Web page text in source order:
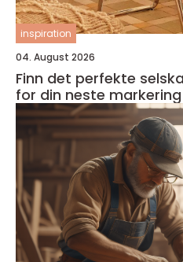
inspiration
04. August 2026
Finn det perfekte
for din neste markering